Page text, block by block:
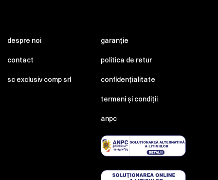
despre noi
contact
sc exclusiv comp srl
garanție
politica de retur
confidențialitate
termeni și condiții
anpc